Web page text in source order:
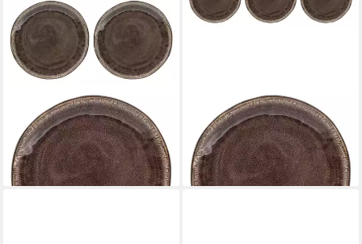
HIT TRADING
Dessertteller
26,40 €
(6,60 €/ 1 Stk)
lieferbar - in 3-4 Werktagen bei dir
HIT TRADING
Dessertteller
37,60 €
(4,70 €/ 1 Stk)
lieferbar - in 3-4 Werktagen bei dir